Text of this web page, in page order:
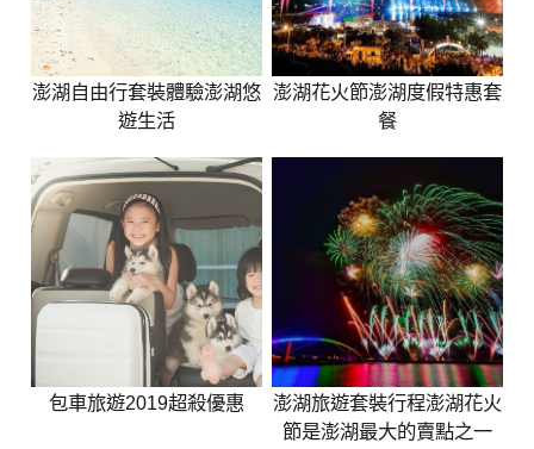
澎湖自由行套裝體驗澎湖悠
遊生活
澎湖花火節澎湖度假特惠套
餐
包車旅遊2019超殺優惠
澎湖旅遊套裝行程澎湖花火
節是澎湖最大的賣點之一